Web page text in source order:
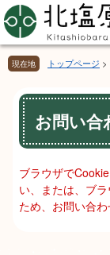
ペ
ー
ジ
の
先
メ
ニ
ュ
ー
を
現在地 トップページ >
本
文
お問い合
ブラウザで
い、または、ブ
ため、お問い合